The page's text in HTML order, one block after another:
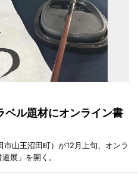
ル題材にオンライン書
山王沼田町）が12月上旬、オンラ
展」を開く。